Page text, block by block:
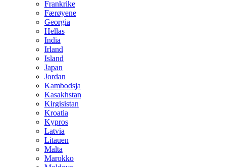
Frankrike
Færøyene
Georgia
Hellas
India
Irland
Island
Japan
Jordan
Kambodsja
Kasakhstan
Kirgisistan
Kroatia
Kypros
Latvia
Litauen
Malta
Marokko